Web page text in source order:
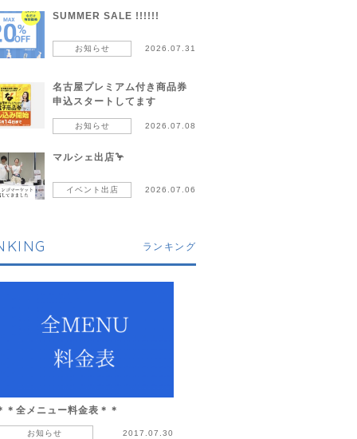
SUMMER SALE !!!!!!
お知らせ 2026.07.31
名古屋プレミアム付き商品券
申込スタートしてます
お知らせ 2026.07.08
マルシェ出店🦩
イベント出店 2026.07.06
ランキング
＊全メニュー料金表＊＊
お知らせ 2017.07.30